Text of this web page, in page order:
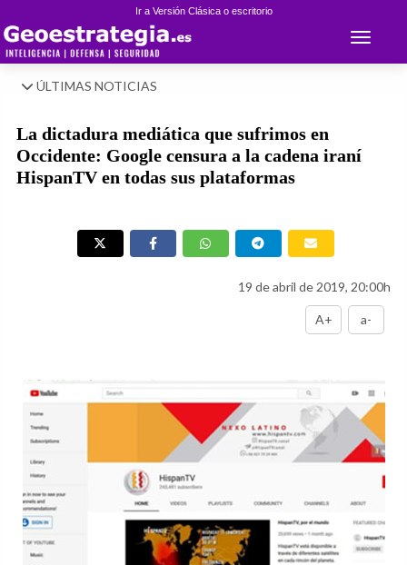
Ir a Versión Clásica o escritorio
Toggle
ÚLTIMAS NOTICIAS
La dictadura mediática que sufrimos en
Occidente: Google censura a la cadena iraní
HispanTV en todas sus plataformas
19 de abril de 2019, 20:00h
A+ a-